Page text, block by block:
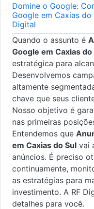
Domine o Google:
Google em Caxias
Digital
Quando o assunto é
Google em Caxias do
estratégica para
Desenvolvemos
altamente
chave que seus
Nosso objetivo é
nas primeiras
Entendemos que
em Caxias do Sul vai
anúncios. É preciso
continuamente,
as estratégias para
investimento. A RF
detalhes para você.